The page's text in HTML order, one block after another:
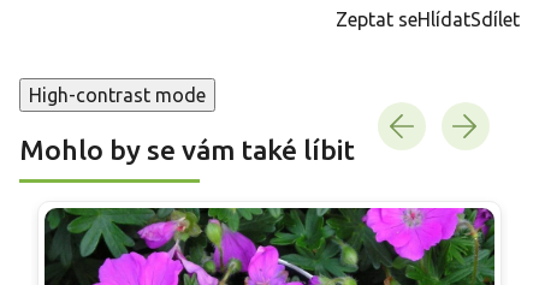
Zeptat seHlídatSdílet
High-contrast mode
Mohlo by se vám také líbit